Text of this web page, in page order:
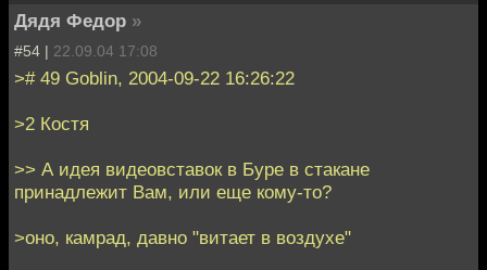
Дядя Федор »
#54 | 22.09.04 17:08
># 49 Goblin, 2004-09-22 16:26:22
>2 Костя
>> А идея видеовставок в Буре в стакане
принадлежит Вам, или еще кому-то?
>оно, камрад, давно "витает в воздухе"